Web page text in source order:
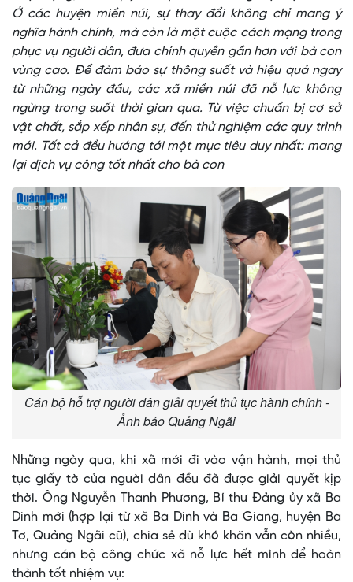
Ở các huyện miền núi, sự thay đổi không chỉ mang ý
nghĩa hành chính, mà còn là một cuộc cách mạng trong
phục vụ người dân, đưa chính quyền gần hơn với bà con
vùng cao. Để đảm bảo sự thông suốt và hiệu quả ngay
từ những ngày đầu, các xã miền núi đã nỗ lực không
ngừng trong suốt thời gian qua. Từ việc chuẩn bị cơ sở
vật chất, sắp xếp nhân sự, đến thử nghiệm các quy trình
mới. Tất cả đều hướng tới một mục tiêu duy nhất: mang
lại dịch vụ công tốt nhất cho bà con
Cán bộ hỗ trợ người dân giải quyết thủ tục hành chính -
Ảnh báo Quảng Ngãi
Những ngày qua, khi xã mới đi vào vận hành, mọi thủ
tục giấy tờ của người dân đều đã được giải quyết kịp
thời. Ông Nguyễn Thanh Phương, Bí thư Đảng ủy xã Ba
Dinh mới (hợp lại từ xã Ba Dinh và Ba Giang, huyện Ba
Tơ, Quảng Ngãi cũ), chia sẻ dù khó khăn vẫn còn nhiều,
nhưng cán bộ công chức xã nỗ lực hết mình để hoàn
thành tốt nhiệm vụ: